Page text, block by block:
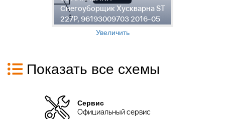
Снегоуборщик Хускварна ST
227P, 96193009703 2016-05
Увеличить
Показать все схемы
Сервис
Официальный сервис